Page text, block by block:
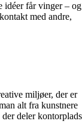
idéer får vinger – og
med andre,
miljøer, der er
alt fra kunstnere
deler kontorplads